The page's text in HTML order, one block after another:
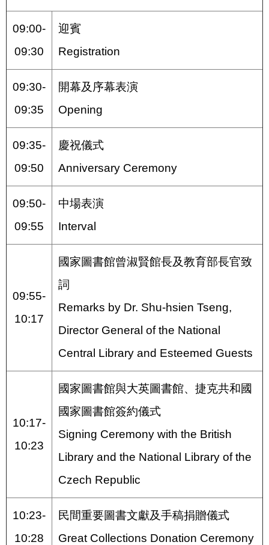
09:00-
09:30
迎賓
Registration
09:30-
09:35
開幕及序幕表演
Opening
09:35-
09:50
慶祝儀式
Anniversary Ceremony
09:50-
09:55
中場表演
Interval
09:55-
10:17
國家圖書館曾淑賢館長及教育部長官致
詞
Remarks by Dr. Shu-hsien Tseng,
Director General of the National
Central Library and Esteemed Guests
10:17-
10:23
國家圖書館與大英圖書館、捷克共和國
國家圖書館簽約儀式
Signing Ceremony with the British
Library and the National Library of the
Czech Republic
10:23-
10:28
民間重要圖書文獻及手稿捐贈儀式
Great Collections Donation Ceremony